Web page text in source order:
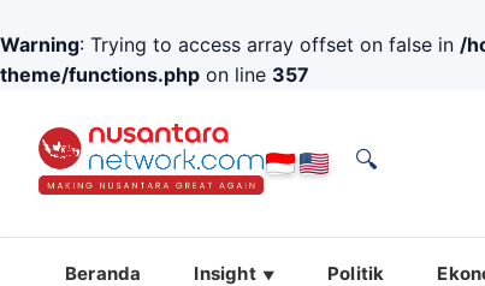
Warning: Trying to access array offset on false in /
theme/functions.php on line 357
🔍
Beranda Insight Politik